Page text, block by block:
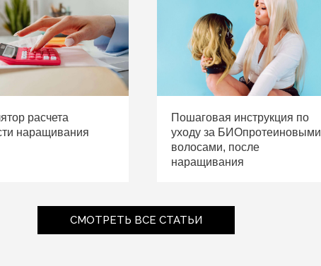
расчета
наращивания
Пошаговая инструкция по
уходу за БИОпротеиновыми
волосами, после
наращивания
СМОТРЕТЬ ВСЕ СТАТЬИ